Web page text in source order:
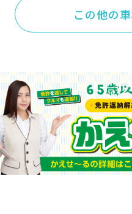
この他の